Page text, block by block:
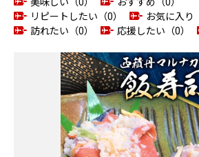
リピートしたい（0）
お気に入り
訪れたい（0）
応援したい（0）